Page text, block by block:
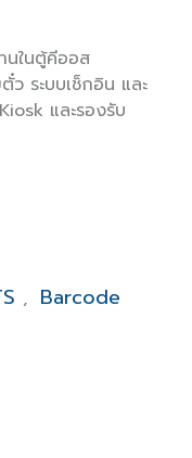
นในตู้คีออส
ระบบเช็กอิน และ
และรองรับ
, Barcode